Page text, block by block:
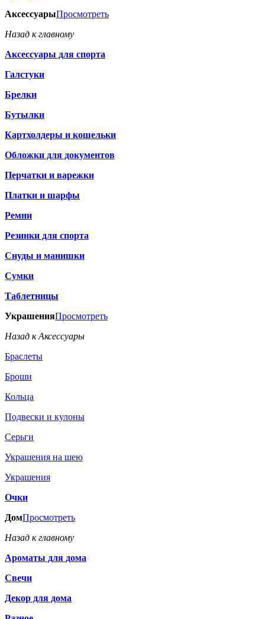
АксессуарыПросмотреть
Назад к главному
Аксессуары для спорта
Галстуки
Брелки
Бутылки
Картхолдеры и кошельки
Обложки для документов
Перчатки и варежки
Платки и шарфы
Ремни
Резинки для спорта
Снуды и манишки
Сумки
Таблетницы
УкрашенияПросмотреть
Назад к Аксессуары
Браслеты
Броши
Кольца
Подвески и кулоны
Серьги
Украшения на шею
Украшения
Очки
ДомПросмотреть
Назад к главному
Ароматы для дома
Свечи
Декор для дома